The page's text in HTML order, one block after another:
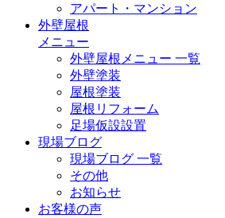
アパート・マンション
外壁屋根
メニュー
外壁屋根メニュー 一覧
外壁塗装
屋根塗装
屋根リフォーム
足場仮設設置
現場ブログ
現場ブログ 一覧
その他
お知らせ
お客様の声